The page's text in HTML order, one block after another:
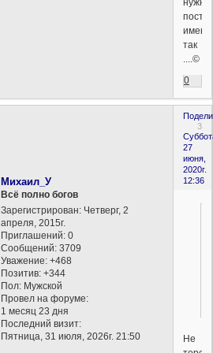
так
....©
0
3
27
июня,
2020г.
12:36
Михаил_У
Всё полно богов
Зарегистрирован: Четверг, 2
апреля, 2015г.
Приглашений: 0
Сообщений: 3709
Уважение: +468
Позитив: +344
Пол: Мужской
Провел на форуме:
1 месяц 23 дня
Последний визит:
Пятница, 31 июля, 2026г. 21:50
Не